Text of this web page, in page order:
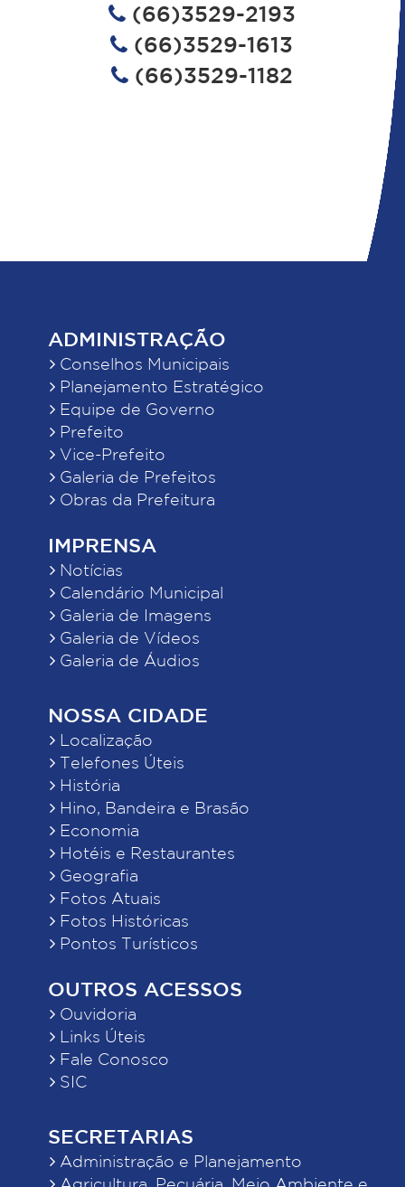
(66)3529-2193
(66)3529-1613
(66)3529-1182
ADMINISTRAÇÃO
Conselhos Municipais
Planejamento Estratégico
Equipe de Governo
Prefeito
Vice-Prefeito
Galeria de Prefeitos
Obras da Prefeitura
IMPRENSA
Notícias
Calendário Municipal
Galeria de Imagens
Galeria de Vídeos
Galeria de Áudios
NOSSA CIDADE
Localização
Telefones Úteis
História
Hino, Bandeira e Brasão
Economia
Hotéis e Restaurantes
Geografia
Fotos Atuais
Fotos Históricas
Pontos Turísticos
OUTROS ACESSOS
Ouvidoria
Links Úteis
Fale Conosco
SIC
SECRETARIAS
Administração e Planejamento